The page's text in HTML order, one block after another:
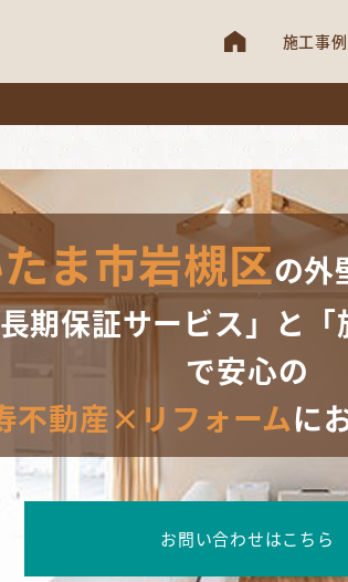
施工事例
ま市岩槻区の外
期保証サービス」と
で安心の
不動産×リフォームに
お問い合わせはこちら